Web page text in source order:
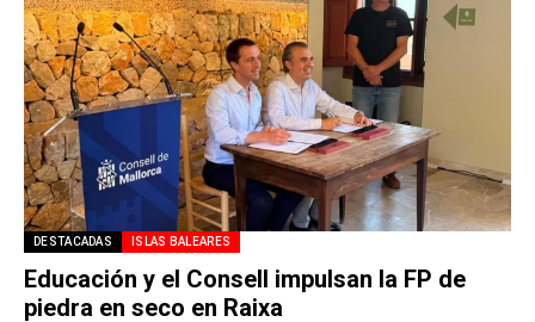
DESTACADAS ISLAS BALEARES
Educación y el Consell impulsan la FP de
piedra en seco en Raixa